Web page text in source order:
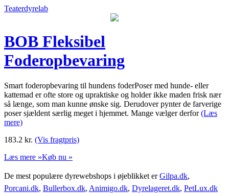
Teaterdyrelab
BOB Fleksibel
Foderopbevaring
Smart foderopbevaring til hundens foderPoser med hunde- eller
kattemad er ofte store og upraktiske og holder ikke maden frisk nær
så længe, som man kunne ønske sig. Derudover pynter de farverige
poser sjældent særlig meget i hjemmet. Mange vælger derfor(Læs
mere)
183.2 kr. (Vis fragtpris)
Læs mere »Køb nu »
De mest populære dyrewebshops i øjeblikket erGilpa.dk,
Porcani.dk, Bullerbox.dk, Animigo.dk, Dyrelageret.dk, PetLux.dk